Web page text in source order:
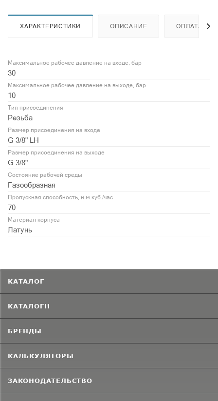
ХАРАКТЕРИСТИКИ ОПИСАНИЕ ОПЛАТА
Максимальное рабочее давление на входе, бар
30
Максимальное рабочее давление на выходе, бар
10
Тип присоединения
Резьба
Размер присоединения на входе
G 3/8" LH
Размер присоединения на выходе
G 3/8"
Состояние рабочей среды
Газообразная
Пропускная способность, н.м.куб./час
70
Материал корпуса
Латунь
КАТАЛОГ
КАТАЛОГИ
БРЕНДЫ
КАЛЬКУЛЯТОРЫ
ЗАКОНОДАТЕЛЬСТВО